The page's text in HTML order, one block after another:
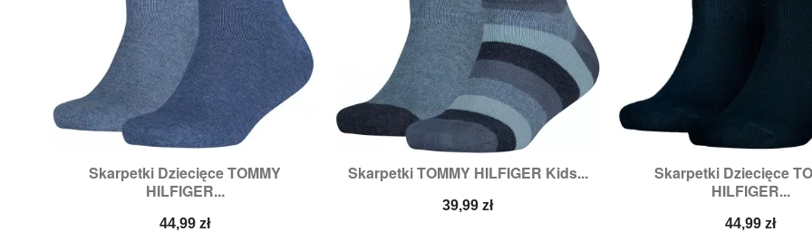
Skarpetki Dziecięce TOMMY
HILFIGER...
Cena
44,99 zł
Szybki podgląd
23/26, 27/30,35/38,
Skarpetki TOMMY HILFIGER Kids...
Cena
39,99 zł
Szybki podgląd
Skarpetki Dziecięce
HILFIGER...
Cena
44,99 zł
Szybki podgląd
Rozmiary:
23/26,27/30,